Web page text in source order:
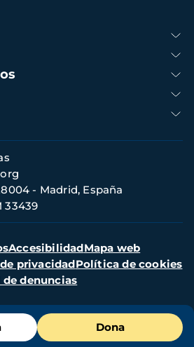
Dona
- Madrid, España
33439
AccesibilidadMapa web
privacidadPolítica de cookies
de denuncias